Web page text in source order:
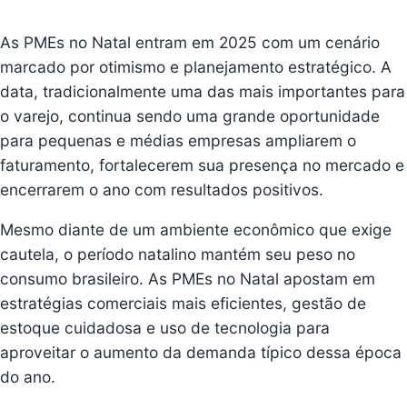
As PMEs no Natal entram em 2025 com um cenário
marcado por otimismo e planejamento estratégico. A
data, tradicionalmente uma das mais importantes para
o varejo, continua sendo uma grande oportunidade
para pequenas e médias empresas ampliarem o
faturamento, fortalecerem sua presença no mercado e
encerrarem o ano com resultados positivos.
Mesmo diante de um ambiente econômico que exige
cautela, o período natalino mantém seu peso no
consumo brasileiro. As PMEs no Natal apostam em
estratégias comerciais mais eficientes, gestão de
estoque cuidadosa e uso de tecnologia para
aproveitar o aumento da demanda típico dessa época
do ano.